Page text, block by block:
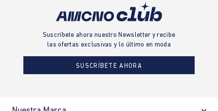
Suscríbete ahora nuestro Newsletter y recibe
las ofertas exclusivas y lo último en moda
SUSCRÍBETE AHORA